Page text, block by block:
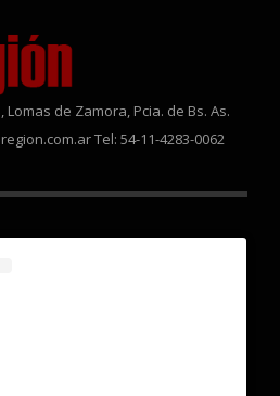
Lomas de Zamora, Pcia. de Bs. As.
Tel: 54-11-4283-0062